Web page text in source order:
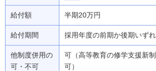
給付額 半期20万円
給付期間 採用年度の前期か後期いず
他制度併用の
可・不可
可（高等教育の修学支援新
可）